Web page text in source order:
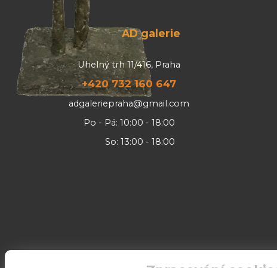
AD galerie
Uhelný trh 11/416, Praha
+420 732 160 647
adgaleriepraha@gmail.com
Po - Pá: 10:00 - 18:00
So: 13:00 - 18:00